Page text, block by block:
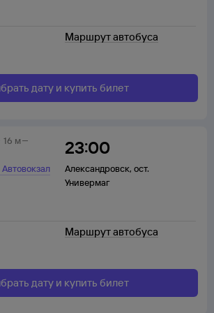
Маршрут автобуса
дату и купить билет
Автовокзал
23:00
Александровск, ост.
Универмаг
16 м
Маршрут автобуса
дату и купить билет